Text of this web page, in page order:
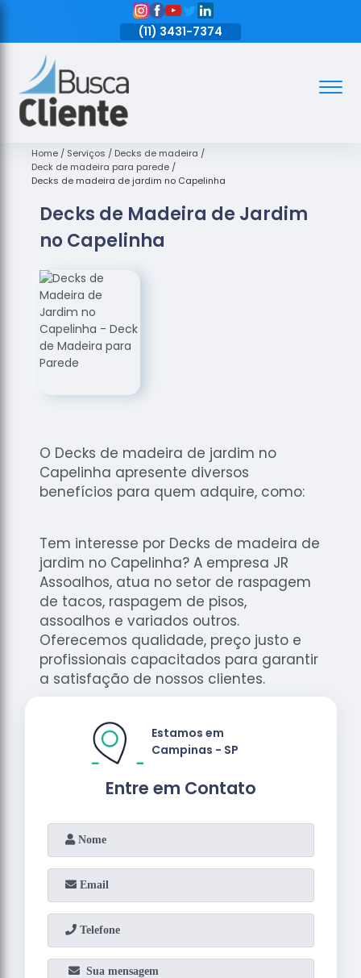
(11) 3431-7374
Assoalhos
de Madeira
Decks de
Empresas
de
de Madeira
Loja de
Assoalhos
Raspagem
de
Raspagem
de Tacos
de
Raspagens
de Pisos
Tacos de
Madeiras
Home Serviços
Decks de madeira
Deck de madeira para parede
Decks de madeira de jardim no Capelinha
Decks de Madeira de Jardim
no Capelinha
O Decks de madeira de jardim no
Capelinha apresente diversos
benefícios para quem adquire, como:
Tem interesse por Decks de madeira de
jardim no Capelinha? A empresa JR
Assoalhos, atua no setor de raspagem
de tacos, raspagem de pisos,
assoalhos e variados outros.
Oferecemos qualidade, preço justo e
profissionais capacitados para garantir
a satisfação de nossos clientes.
Entre em Contato
Estamos em
Campinas - SP